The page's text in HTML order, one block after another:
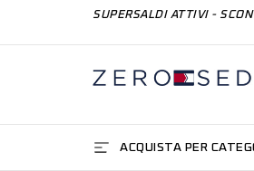
SUPERSALDI ATTIVI -
ACQUISTA PER